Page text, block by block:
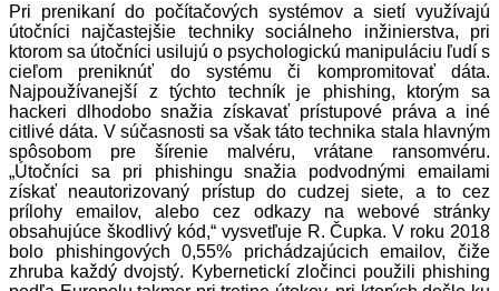
Pri prenikaní do počítačových systémov a sietí využívajú
útočníci najčastejšie techniky sociálneho inžinierstva, pri
ktorom sa útočníci usilujú o psychologickú manipuláciu ľudí s
cieľom preniknúť do systému či kompromitovať dáta.
Najpoužívanejší z týchto techník je phishing, ktorým sa
hackeri dlhodobo snažia získavať prístupové práva a iné
citlivé dáta. V súčasnosti sa však táto technika stala hlavným
spôsobom pre šírenie malvéru, vrátane ransomvéru.
„Útočníci sa pri phishingu snažia podvodnými emailami
získať neautorizovaný prístup do cudzej siete, a to cez
prílohy emailov, alebo cez odkazy na webové stránky
obsahujúce škodlivý kód,“ vysvetľuje R. Čupka. V roku 2018
bolo phishingových 0,55% prichádzajúcich emailov, čiže
zhruba každý dvojstý. Kybernetickí zločinci použili phishing